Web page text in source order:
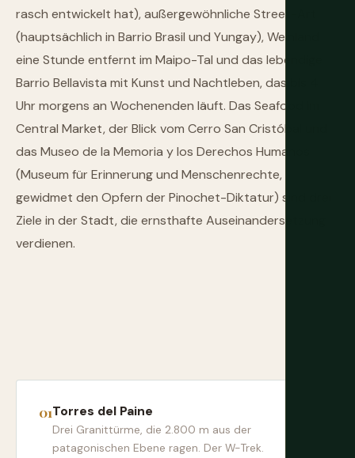
rasch entwickelt hat), außergewöhnliche Street-Art
(hauptsächlich in Barrio Brasil und Yungay), Weinland
eine Stunde entfernt im Maipo-Tal und das lebendige
Barrio Bellavista mit Kunst und Nachtleben, das bis 4
Uhr morgens an Wochenenden läuft. Das Seafood im
Central Market, der Blick vom Cerro San Cristóbal und
das Museo de la Memoria y los Derechos Humanos
(Museum für Erinnerung und Menschenrechte,
gewidmet den Opfern der Pinochet-Diktatur) sind drei
Ziele in der Stadt, die ernsthafte Auseinandersetzung
verdienen.
Torres del Paine
Drei Granittürme, die 2.800 m aus der
patagonischen Ebene ragen. Der W-Trek.